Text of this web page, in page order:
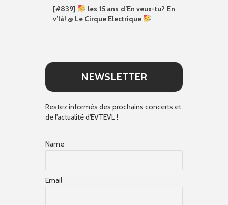
[#839]
les 15 ans d’En veux-tu? En
v’là! @ Le Cirque Electrique
NEWSLETTER
Restez informés des prochains concerts et
de l'actualité d'EVTEVL !
Name
Email